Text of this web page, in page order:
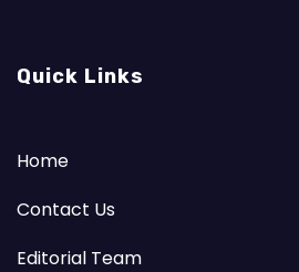
Quick Links
Home
Contact Us
Editorial Team